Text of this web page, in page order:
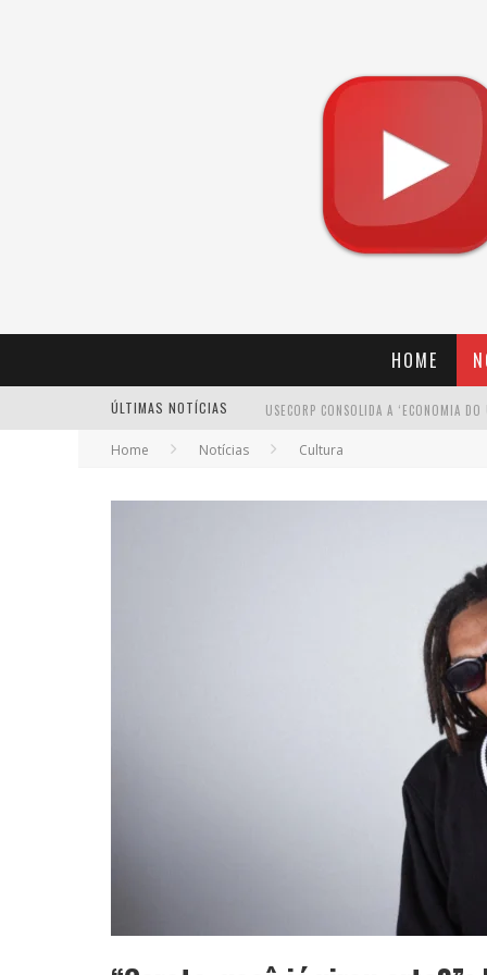
HOME
ÚLTIMAS NOTÍCIAS
Home Notícias Cultura